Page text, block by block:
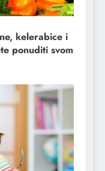
kelerabice i
ponuditi svom